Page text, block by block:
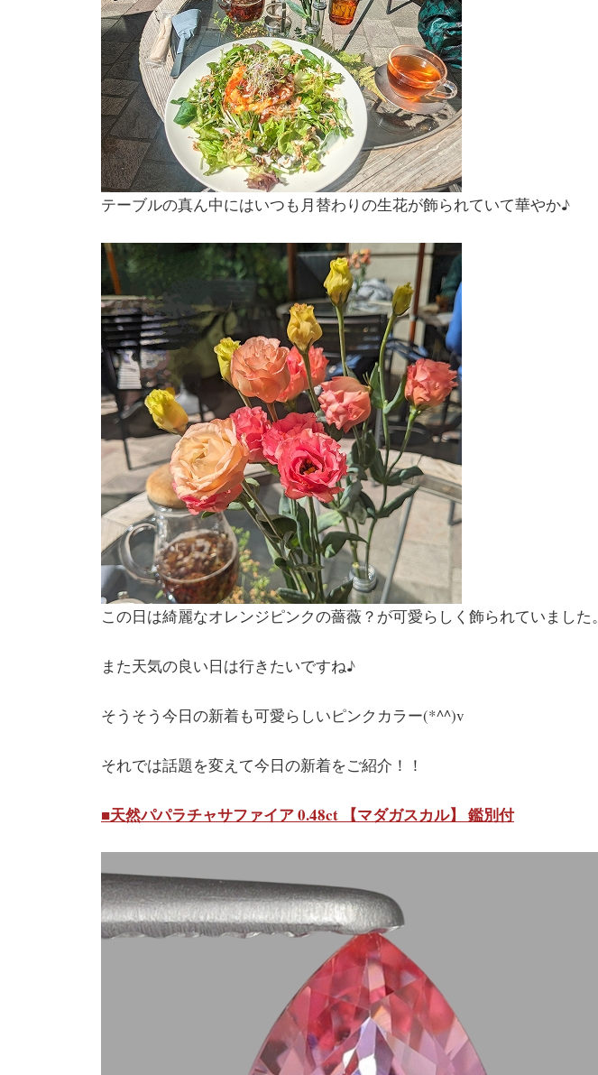
テーブルの真ん中にはいつも月替わりの生花が飾られていて華やか♪
この日は綺麗なオレンジピンクの薔薇？が可愛らしく飾られていました。
また天気の良い日は行きたいですね♪
そうそう今日の新着も可愛らしいピンクカラー(*^^)v
それでは話題を変えて今日の新着をご紹介！！
■天然パパラチャサファイア 0.48ct 【マダガスカル】 鑑別付